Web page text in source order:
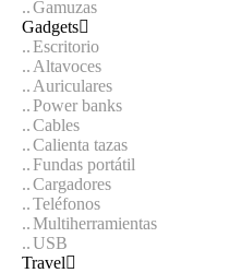
Gamuzas
Gadgets
Escritorio
Altavoces
Auriculares
Power banks
Cables
Calienta tazas
Fundas portátil
Cargadores
Teléfonos
Multiherramientas
USB
Travel